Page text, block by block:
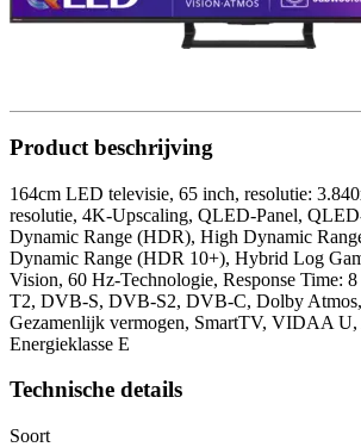
Product beschrijving
164cm LED televisie, 65 inch, resolutie:
resolutie, 4K-Upscaling, QLED-Panel,
Dynamic Range (HDR), High Dynamic
Dynamic Range (HDR 10+), Hybrid Log
Vision, 60 Hz-Technologie, Response Time:
T2, DVB-S, DVB-S2, DVB-C, Dolby Atmos,
Gezamenlijk vermogen, SmartTV, VIDAA
Energieklasse E
Technische details
Soort